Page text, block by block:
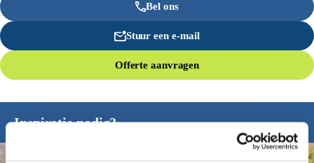
Bel ons
Stuur een e-mail
Offerte aanvragen
Inspiratie nodig?